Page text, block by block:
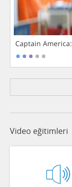
Captain
Video eğitimleri